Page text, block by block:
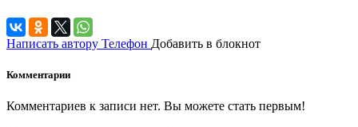
Написать автору Телефон Добавить в блокнот
Комментарии
Комментариев к записи нет. Вы можете стать первым!